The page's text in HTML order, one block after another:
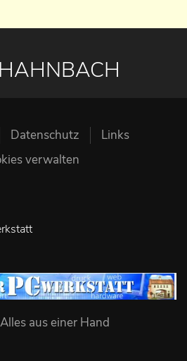
Datenschutz
Links
verwalten
aus einer Hand